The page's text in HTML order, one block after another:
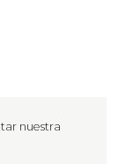
nuestra